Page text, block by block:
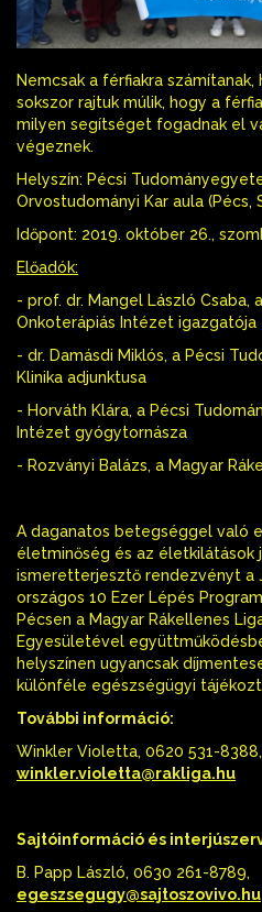
Nemcsak a férfiakra
sokszor rajtuk múlik, hogy a
milyen segítséget fogadnak el
végeznek.
Helyszín: Pécsi
Orvostudományi Kar aula (Pécs,
Időpont: 2019. október 26.,
Előadók:
- prof. dr. Mangel László Csaba,
Onkoterápiás Intézet igazgatója
- dr. Damásdi Miklós, a Pécsi
Klinika adjunktusa
- Horváth Klára, a Pécsi
Intézet gyógytornásza
- Rozványi Balázs, a Magyar
A daganatos betegséggel való
életminőség és az életkilátások
ismeretterjesztő rendezvényt a
országos 10 Ezer Lépés
Pécsen a Magyar Rákellenes
Egyesületével
helyszínen ugyancsak
különféle egészségügyi
További információ:
Winkler Violetta, 0620 531-8388,
winkler.violetta@rakliga.hu
Sajtóinformáció és
B. Papp László, 0630 261-8789,
egeszsegugy@sajtoszovivo.hu